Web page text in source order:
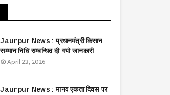
Jaunpur News : ​प्रधानमंत्री किसान
सम्मान निधि सम्बन्धित दी गयी जानकारी
April 23, 2026
Jaunpur News : ​मानव एकता दिवस पर